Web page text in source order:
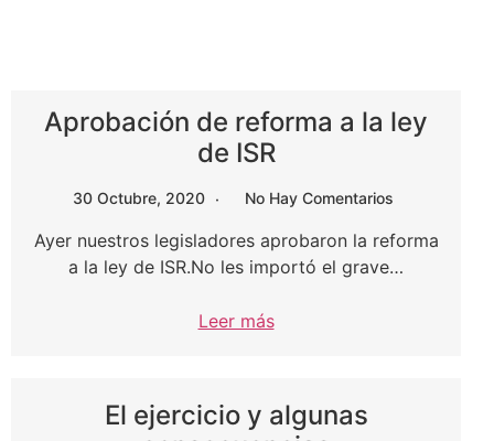
Aprobación de reforma a la ley
de ISR
30 Octubre, 2020 No Hay Comentarios
Ayer nuestros legisladores aprobaron la reforma
a la ley de ISR.No les importó el grave…
Leer más
El ejercicio y algunas